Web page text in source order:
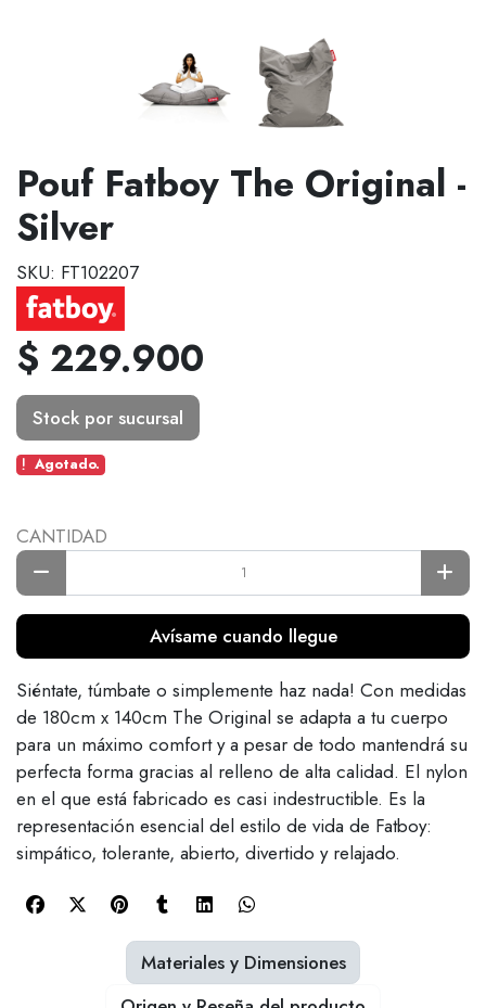
Pouf Fatboy The Original -
Silver
SKU: FT102207
$ 229.900
Stock por sucursal
Agotado.
CANTIDAD
Avísame cuando llegue
Siéntate, túmbate o simplemente haz nada! Con medidas
de 180cm x 140cm The Original se adapta a tu cuerpo
para un máximo comfort y a pesar de todo mantendrá su
perfecta forma gracias al relleno de alta calidad. El nylon
en el que está fabricado es casi indestructible. Es la
representación esencial del estilo de vida de Fatboy:
simpático, tolerante, abierto, divertido y relajado.
Materiales y Dimensiones